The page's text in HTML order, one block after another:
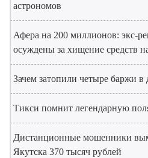
астрономов
Афера на 200 миллионов: экс-
осуждены за хищение средств
Зачем затопили четыре баржи в
Тикси помнит легендарную
Дистанционные мошенники
Якутска 370 тысяч рублей